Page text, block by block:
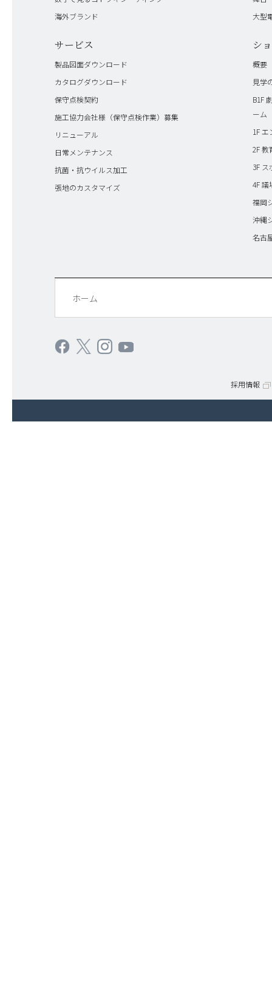
海外ブランド
大型
サービス
製品図面ダウンロード
カタログダウンロード
保守点検契約
施工協力会社様（保守点検作業）募集
リニューアル
日常メンテナンス
抗菌・抗ウイルス加工
張地のカスタマイズ
シ
概要
見学
B1F
ーム
1F
2F 教
3F
4F
福岡
沖縄
名古
ホーム
採用情報